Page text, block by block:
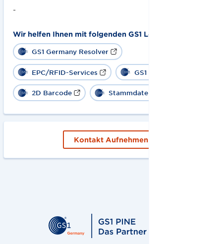
-
Wir helfen Ihnen mit folgenden GS1 Lösungen:
GS1 Germany Resolver
EPC/RFID-Services GS1 Digital Link
2D Barcode Stammdaten
Kontakt Aufnehmen